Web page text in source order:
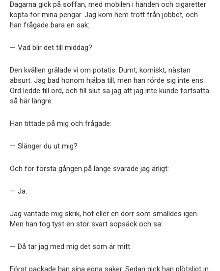
Dagarna gick på soffan, med mobilen i handen och cigaretter
köpta för mina pengar. Jag kom hem trött från jobbet, och
han frågade bara en sak:
— Vad blir det till middag?
Den kvällen grälade vi om potatis. Dumt, komiskt, nästan
absurt. Jag bad honom hjälpa till, men han rörde sig inte ens.
Ord ledde till ord, och till slut sa jag att jag inte kunde fortsätta
så här längre.
Han tittade på mig och frågade:
— Slänger du ut mig?
Och för första gången på länge svarade jag ärligt:
— Ja.
Jag väntade mig skrik, hot eller en dörr som smälldes igen.
Men han tog tyst en stor svart sopsäck och sa:
— Då tar jag med mig det som är mitt.
Först packade han sina egna saker. Sedan gick han plötsligt in